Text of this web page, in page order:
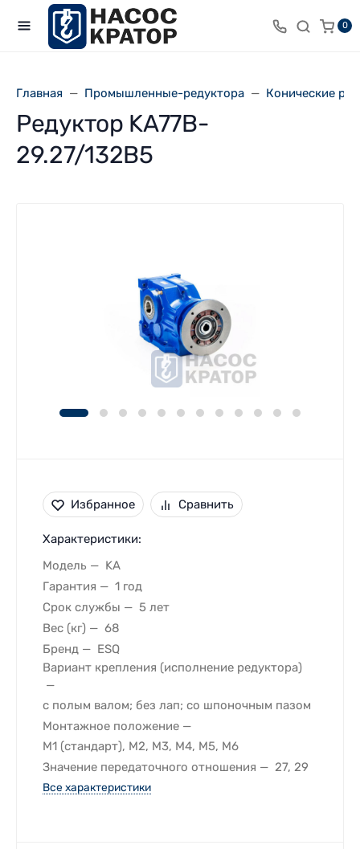
0
Главная Промышленные-редуктора Конические
Редуктор KA77B-
29.27/132В5
Избранное Сравнить
Характеристики:
Модель
KA
Гарантия
1 год
Срок службы
5 лет
Вес (кг)
68
Бренд
ESQ
Вариант крепления (исполнение редуктора)
с полым валом; без лап; со шпоночным пазом
Монтажное положение
M1 (стандарт), M2, M3, M4, M5, M6
Значение передаточного отношения
27, 29
Все характеристики